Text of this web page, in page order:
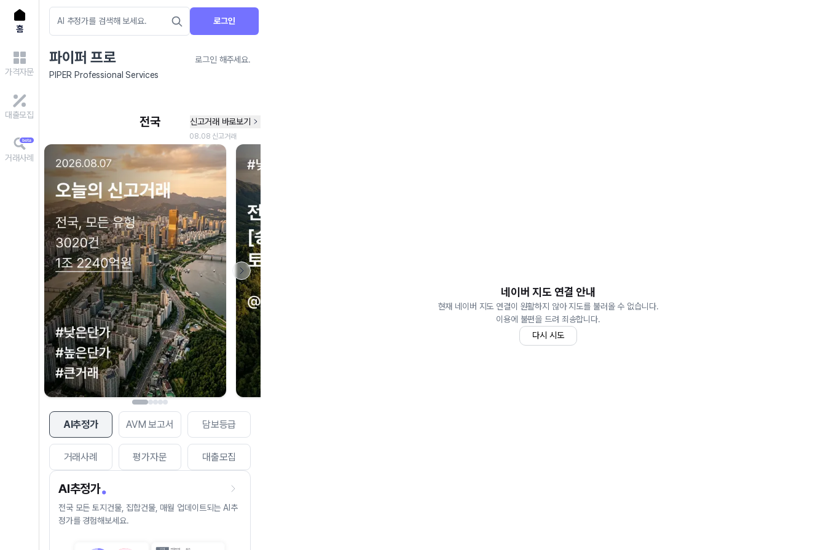
홈
가격자문
대출모집
거래사례
로그인
파이퍼 프로
로그인 해주세요.
PIPER Professional Services
AI추정가 AVM 보고서 담보등급
거래사례 평가자문 대출모집
AI추정가
전국 모든 토지건물, 집합건물, 매월 업데이트되는 AI추
정가를 경험해보세요.
네이버 지도 연결 안내
현재 네이버 지도 연결이 원활하지 않아 지도를 불러올 수 없습니다.
이용에 불편을 드려 죄송합니다.
다시 시도